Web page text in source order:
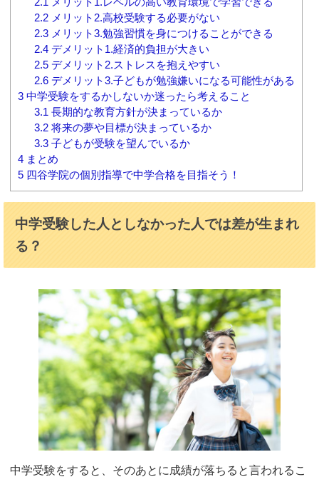
2.1メリット1.レベルの高い教育環境で学習できる
2.2メリット2.高校受験する必要がない
2.3メリット3.勉強習慣を身につけることができる
2.4デメリット1.経済的負担が大きい
2.5デメリット2.ストレスを抱えやすい
2.6デメリット3.子どもが勉強嫌いになる可能性がある
3 中学受験をするかしないか迷ったら考えること
3.1長期的な教育方針が決まっているか
3.2将来の夢や目標が決まっているか
3.3子どもが受験を望んでいるか
4 まとめ
5 四谷学院の個別指導で中学合格を目指そう！
中学受験した人としなかった人では差が生まれ
る？
中学受験をすると、そのあとに成績が落ちると言われるこ